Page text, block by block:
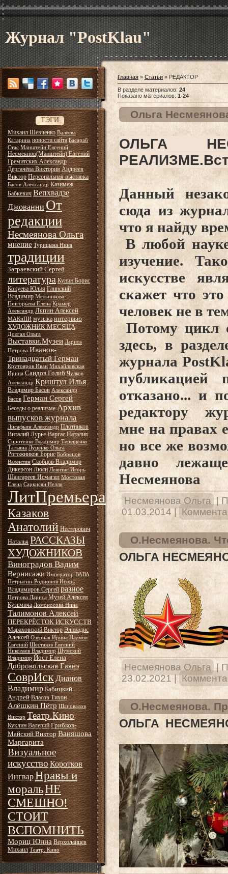
Журнал "PostKlau"
ТЭГИ
Михаил Шевченко Валеева
Катарина новости сайта Басараб
Стас Манштейн Евгений
Несмеянов(Манштейн) Евгений
Гремитских Александр
Дергачёва Виктория Андреев
Виктор Персональная выставка
Басов Александр Казимеж
Бабкевич Вепхвадзе
Джованни От
редакции
Несмеянова Ольга
мнение Турицына Нина
традиции
Заграевский Сергей
литература Кунин Борис
Кокуева Юлия Глинский
Владимир Мельникова-
Григорьева Елена Крамер
Александр Ляпин Алексей
МАКиПИ музыка интервью
ХУДОЖНИК МЕСЯЦА
Долгая Ольга
Выставки.Музеи Лариса
Петрова Иванов-
Тринадцатый Герман
Крутояров Иван Михайловская
Ирина Саидов Голиб Чулков
Александр Криштул Илья
Владимир Басов Александр
Басов Герман Сергей
Беседы о реализме Архив
выпусков журнала
Лисафьин Александр Плотников
Виталий Лурье-Варгас Наталия
Сиротенко Владимир Терещенко
Татьяна Луценко Ольга
Рогожников Борис Бобрецов
Валентин Скобцов Владимир
Дикерсон Люси Левитас Игорь
Шангареев Исмагил Мостовая
Елена Саркисян Нелли
ЛитПремьера
Казаков
Анатолий Нестерович
Наталья РАССКАЗЫ
ХУДОЖНИКОВ
Виноградов Вадим
Вернисажи Император ВАВА
Петрыгин-Родионов Игорь
Владимиров Сергей разное
Петрова Лариса Музей Алексея
Кузьмича Ломоносова Нина
Талимонов Алексей
ПЕРЕКРЁСТОК ИСКУССТВ
Мараховский Виктор Элпиадис
Алексей Озёрная Ирина Наумов
Евгений Шестаков Евгений
Николаев Владимир Шумский
Владимир Йост Елена
Добровольская Гаянэ
СоврИскДианов
Владимир Бабицкий
Андрей Власов Тихон
Алёшкин Пётр Шаповалов
Виктор Театр.Кино
Куклин Валерий Грибков-
Майский Виктор Ваняшова
Маргарита
Визуальное
искусствоКоротков
ИнгварНравы и
моральНЕ
СМЕШНО!
СТОИТ
ВСПОМНИТЬ
Мориц Юнна Верхоланцев
Михаил Театр. Кино
Главная » Статьи » РЕДАКТОР
В разделе материалов: 24
Показано материалов:1-24
Ольга
ОЛЬГА
Данный
сюда из
что я найду
В любой науке
изучение.
искусстве
скажет что
человек не в
Потому цикл
здесь, в
журнала
отказано... и
редактору
мне на правах
но все же
давно
Несмеянова
Несмеянова Ольга |
01.03.2014 |
О.Несмеянова.
ОЛЬГА
Несмеянова Ольга |
23.02.2021 |
О.Несмеянова.
ОЛЬГА